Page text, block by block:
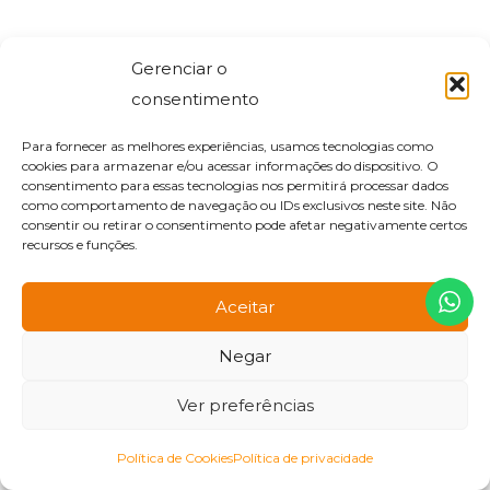
Gerenciar o
consentimento
Para fornecer as melhores experiências, usamos tecnologias como
cookies para armazenar e/ou acessar informações do dispositivo. O
consentimento para essas tecnologias nos permitirá processar dados
como comportamento de navegação ou IDs exclusivos neste site. Não
consentir ou retirar o consentimento pode afetar negativamente certos
recursos e funções.
Aceitar
Negar
Ver preferências
Política de CookiesPolítica de privacidade
ADHARA